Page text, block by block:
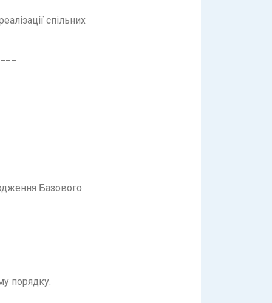
спільних
Базового
порядку.